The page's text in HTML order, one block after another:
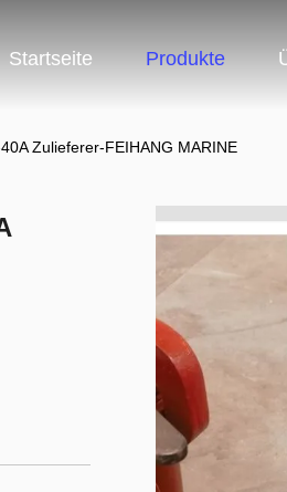
Startseite Produkte
Zulieferer-FEIHANG MARINE